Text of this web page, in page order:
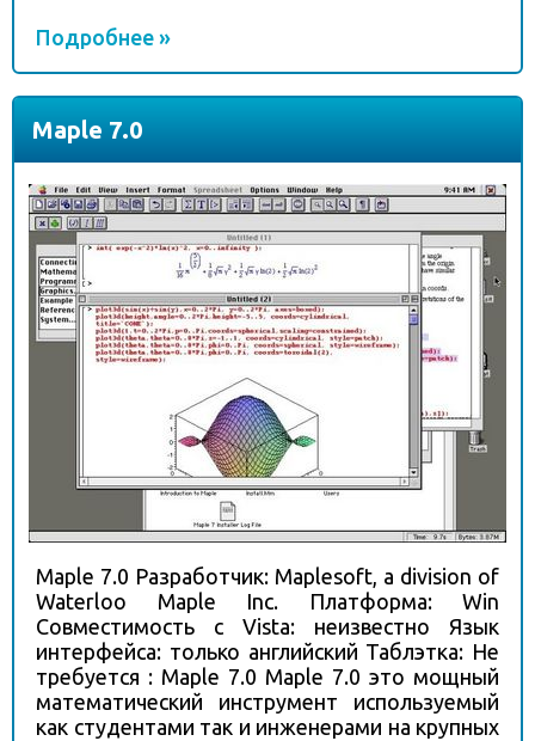
Подробнее »
Maple 7.0
Maple 7.0 Разработчик: Maplesoft, a division of
Waterloo Maple Inc. Платформа: Win
Совместимость с Vista: неизвестно Язык
интерфейса: только английский Таблэтка: Не
требуется : Maple 7.0 Maple 7.0 это мощный
математический инструмент используемый
как студентами так и инженерами на крупных